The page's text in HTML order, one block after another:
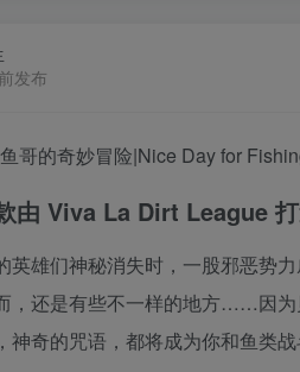
发布
由 Viva La Dirt League
英雄们神秘消失时，一股邪恶势
，还是有些不一样的地方……因
神奇的咒语，都将成为你和鱼类